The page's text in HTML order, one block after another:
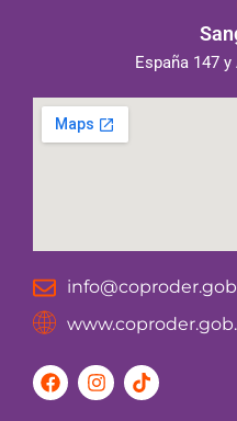
España 147
F
a
I
n
T
i